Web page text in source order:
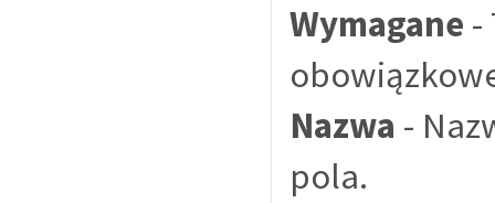
Wymagane -
Nazwa -
pola.